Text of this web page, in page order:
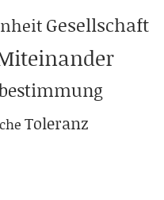
Gesellschaft
Toleranz